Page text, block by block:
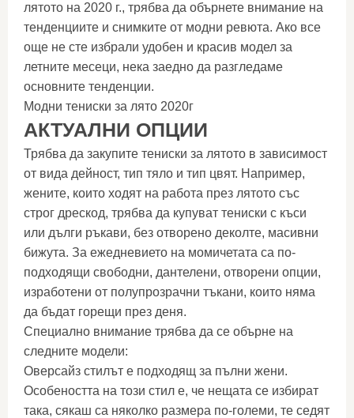
лятото на 2020 г., трябва да обърнете внимание на
тенденциите и снимките от модни ревюта. Ако все
още не сте избрали удобен и красив модел за
летните месеци, нека заедно да разгледаме
основните тенденции.
Модни тениски за лято 2020г
АКТУАЛНИ ОПЦИИ
Трябва да закупите тениски за лятото в зависимост
от вида дейност, тип тяло и тип цвят. Например,
жените, които ходят на работа през лятото със
строг дрескод, трябва да купуват тениски с къси
или дълги ръкави, без отворено деколте, масивни
бижута. За ежедневието на момичетата са по-
подходящи свободни, дантелени, отворени опции,
изработени от полупрозрачни тъкани, които няма
да бъдат горещи през деня.
Специално внимание трябва да се обърне на
следните модели:
Оверсайз стилът е подходящ за пълни жени.
Особеността на този стил е, че нещата се избират
така, сякаш са няколко размера по-големи, те седят